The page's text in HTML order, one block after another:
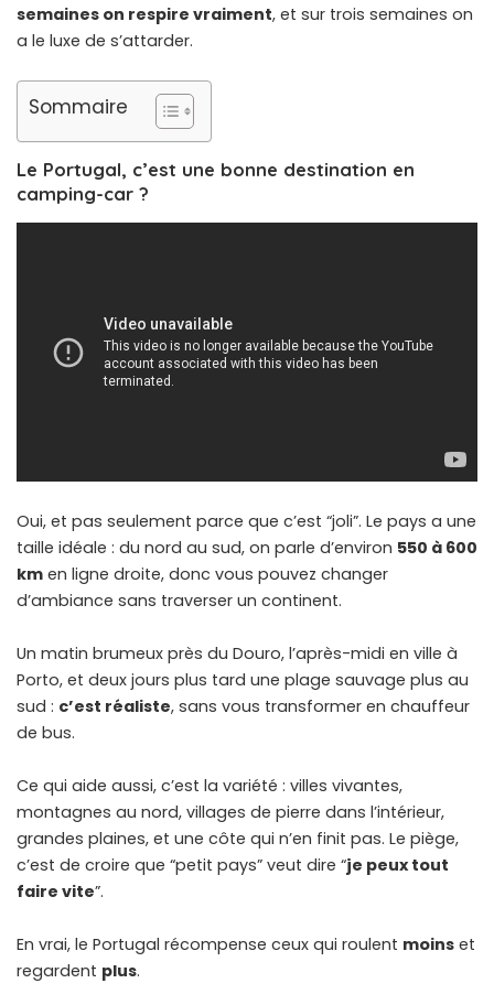
semaines on respire vraiment, et sur trois semaines on
a le luxe de s’attarder.
Sommaire
Le Portugal, c’est une bonne destination en
camping-car ?
Oui, et pas seulement parce que c’est “joli”. Le pays a une
taille idéale : du nord au sud, on parle d’environ 550 à 600
km en ligne droite, donc vous pouvez changer
d’ambiance sans traverser un continent.
Un matin brumeux près du Douro, l’après-midi en ville à
Porto, et deux jours plus tard une plage sauvage plus au
sud : c’est réaliste, sans vous transformer en chauffeur
de bus.
Ce qui aide aussi, c’est la variété : villes vivantes,
montagnes au nord, villages de pierre dans l’intérieur,
grandes plaines, et une côte qui n’en finit pas. Le piège,
c’est de croire que “petit pays” veut dire “je peux tout
faire vite”.
En vrai, le Portugal récompense ceux qui roulent moins et
regardent plus.